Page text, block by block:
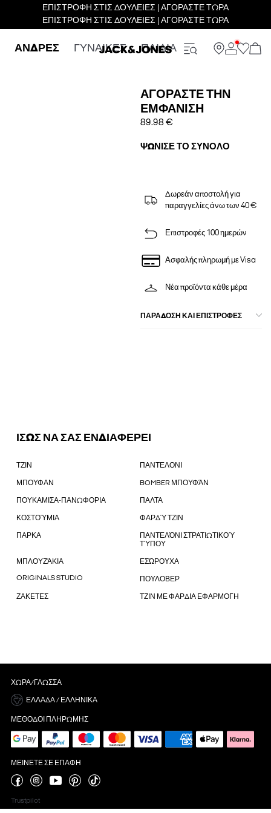
ΕΠΙΣΤΡΟΦΗ ΣΤΙΣ ΔΟΥΛΕΙΕΣ | ΑΓΟΡΑΣΤΕ ΤΩΡΑ
ΕΠΙΣΤΡΟΦΗ ΣΤΙΣ ΔΟΥΛΕΙΕΣ | ΑΓΟΡΑΣΤΕ ΤΩΡΑ
ΑΝΔΡΕΣ ΓΥΝΑΙΚΕΣ ΠΑΙΔΙΑ
ΑΓΟΡΆΣΤΕ ΤΗΝ
ΕΜΦΆΝΙΣΗ
89.98 €
ΨΏΝΙΣΕ ΤΟ ΣΎΝΟΛΟ
Δωρεάν αποστολή για
παραγγελίες άνω των 40 €
Επιστροφές 100 ημερών
Ασφαλής πληρωμή με Visa
Νέα προϊόντα κάθε μέρα
ΠΑΡΑΔΟΣΗ ΚΑΙ ΕΠΙΣΤΡΟΦΕΣ
ΙΣΩΣ ΝΑ ΣΑΣ ΕΝΔΙΑΦΕΡΕΙ
ΤΖΙΝ ΠΑΝΤΕΛΟΝΙ
ΜΠΟΥΦΑΝ BOMBER ΜΠΟΥΦΆΝ
ΠΟΥΚΑΜΙΣΑ-ΠΑΝΩΦΟΡΙΑ ΠΑΛΤΑ
ΚΟΣΤΟΎΜΙΑ ΦΑΡΔΎ ΤΖΙΝ
ΠΑΡΚΑ
ΠΑΝΤΕΛΌΝΙ ΣΤΡΑΤΙΩΤΙΚΟΎ
ΤΎΠΟΥ
ΜΠΛΟΥΖΆΚΙΑ ΕΣΏΡΟΥΧΑ
ORIGINALS STUDIO ΠΟΥΛΟΒΕΡ
ΖΑΚΕΤΕΣ ΤΖΙΝ ΜΕ ΦΑΡΔΙΑ ΕΦΑΡΜΟΓΗ
ΧΏΡΑ/ΓΛΏΣΣΑ
ΕΛΛΆΔΑ / ΕΛΛΗΝΙΚΆ
ΜΈΘΟΔΟΙ ΠΛΗΡΩΜΉΣ
ΜΕΊΝΕΤΕ ΣΕ ΕΠΑΦΉ
Trustpilot